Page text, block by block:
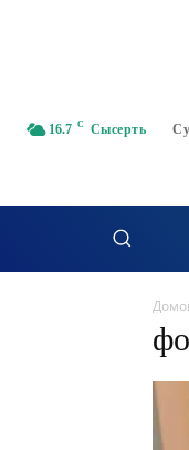
16.7 C Сысерть